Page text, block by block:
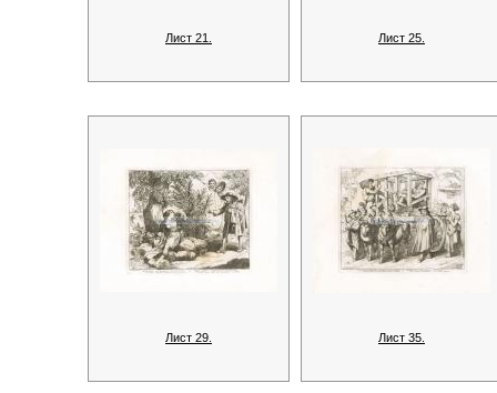
Лист 21. Лист 25.
Лист 29. Лист 35.